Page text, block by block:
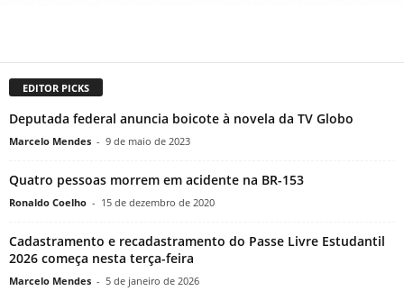
EDITOR PICKS
Deputada federal anuncia boicote à novela da TV Globo
Marcelo Mendes - 9 de maio de 2023
Quatro pessoas morrem em acidente na BR-153
Ronaldo Coelho - 15 de dezembro de 2020
Cadastramento e recadastramento do Passe Livre Estudantil
2026 começa nesta terça-feira
Marcelo Mendes - 5 de janeiro de 2026